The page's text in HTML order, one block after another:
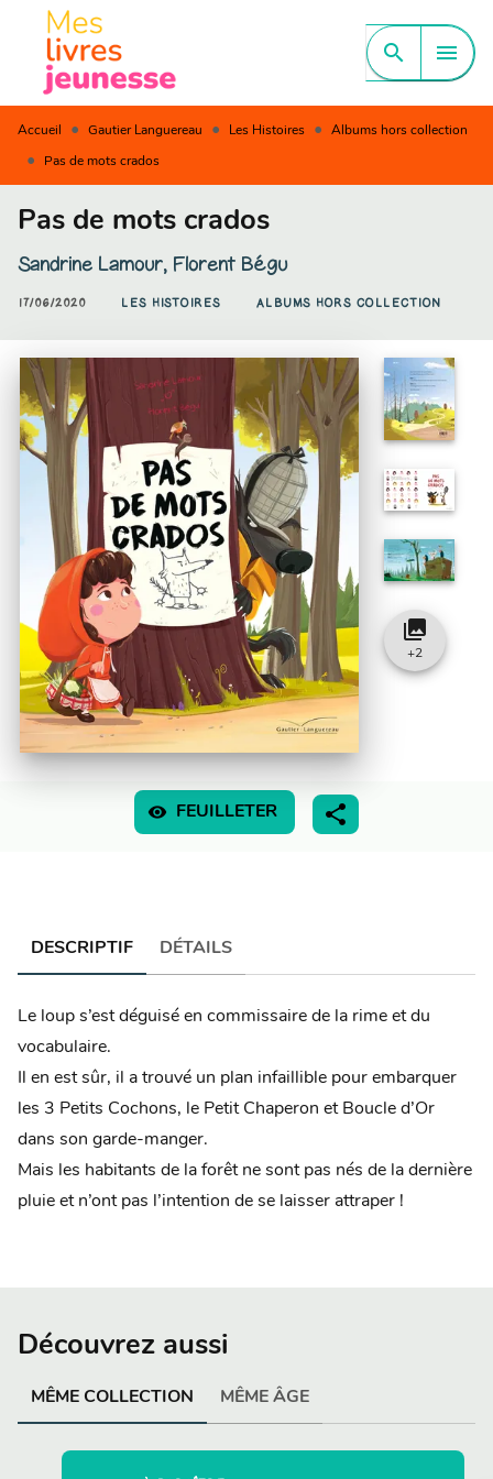
MENU CONTENU
PIED DE PAGE
search menu
Accueil • Gautier Languereau • Les Histoires • Albums hors collection
• Pas de mots crados
Pas de mots crados
Sandrine Lamour, Florent Bégu
17/06/2020 LES HISTOIRES ALBUMS HORS COLLECTION
visibility FEUILLETER
collections
+2
DESCRIPTIF DÉTAILS
Le loup s’est déguisé en commissaire de la rime et du
vocabulaire.
Il en est sûr, il a trouvé un plan infaillible pour embarquer
les 3 Petits Cochons, le Petit Chaperon et Boucle d’Or
dans son garde-manger.
Mais les habitants de la forêt ne sont pas nés de la dernière
pluie et n’ont pas l’intention de se laisser attraper !
Découvrez aussi
MÊME COLLECTION MÊME ÂGE